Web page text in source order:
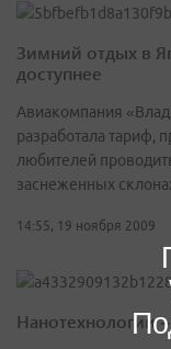
Зимний отдых в
доступнее
Авиакомпания
разработала тариф,
любителей
заснеженных
14:55, 19 ноября 2009
Нанотехнологии